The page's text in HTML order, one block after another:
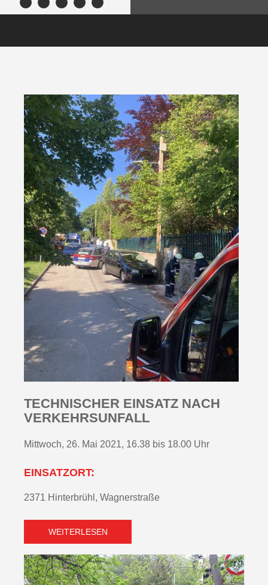
TECHNISCHER EINSATZ NACH
VERKEHRSUNFALL
Mittwoch, 26. Mai 2021, 16.38 bis 18.00 Uhr
EINSATZORT:
2371 Hinterbrühl, Wagnerstraße
WEITERLESEN